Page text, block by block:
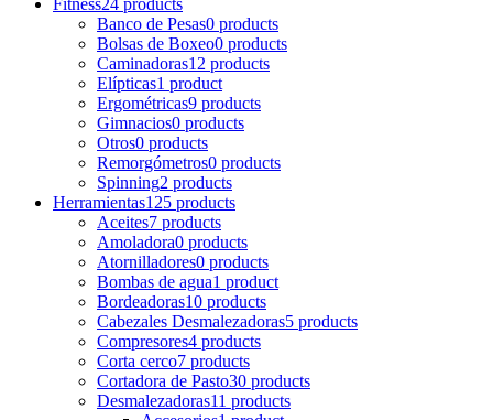
Banco de Pesas0 products
Bolsas de Boxeo0 products
Caminadoras12 products
Elípticas1 product
Ergométricas9 products
Gimnacios0 products
Otros0 products
Remorgómetros0 products
Spinning2 products
Herramientas125 products
Aceites7 products
Amoladora0 products
Atornilladores0 products
Bombas de agua1 product
Bordeadoras10 products
Cabezales Desmalezadoras5 products
Compresores4 products
Corta cerco7 products
Cortadora de Pasto30 products
Desmalezadoras11 products